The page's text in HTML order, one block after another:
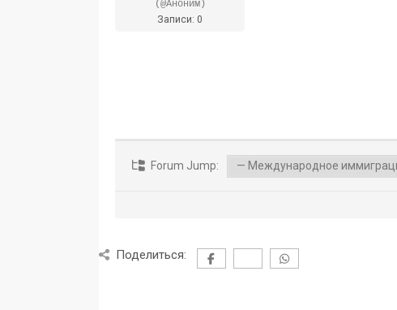
(@Аноним)
Записи: 0
Forum Jump:
Поделиться: